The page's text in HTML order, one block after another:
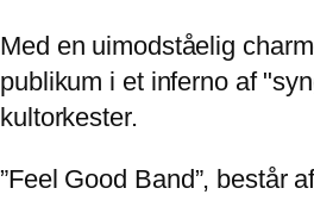
Med en uimodståelig
publikum i et inferno af
kultorkester.
”Feel Good Band”, består